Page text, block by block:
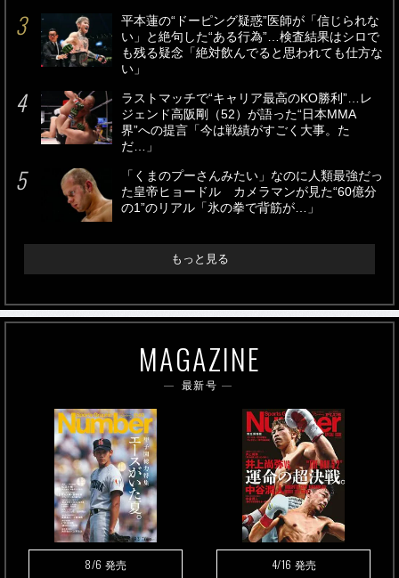
平本蓮の“ドーピング疑惑”医師が「信じられな
い」と絶句した“ある行為”…検査結果はシロで
も残る疑念「絶対飲んでると思われても仕方な
い」
ラストマッチで“キャリア最高のKO勝利”…レ
ジェンド高阪剛（52）が語った“日本MMA
界”への提言「今は戦績がすごく大事。た
だ…」
「くまのプーさんみたい」なのに人類最強だっ
た皇帝ヒョードル カメラマンが見た“60億分
の1”のリアル「氷の拳で背筋が…」
もっと見る
MAGAZINE
最新号
8/6 発売 4/16 発売